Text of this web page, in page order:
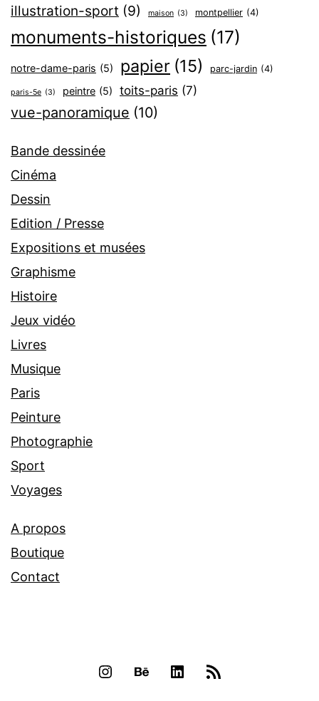
illustration-sport (9) maison (3) montpellier (4)
monuments-historiques (17)
notre-dame-paris (5) papier (15) parc-jardin (4)
paris-5e (3) peintre (5) toits-paris (7)
vue-panoramique (10)
Bande dessinée
Cinéma
Dessin
Edition / Presse
Expositions et musées
Graphisme
Histoire
Jeux vidéo
Livres
Musique
Paris
Peinture
Photographie
Sport
Voyages
A propos
Boutique
Contact
INSTAGRAM
BEHANCELINKEDIN